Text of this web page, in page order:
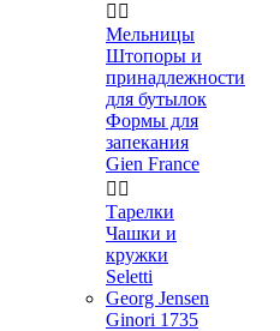
 
Мельницы
Штопоры и
принадлежности
для бутылок
Формы для
запекания
Gien France
 
Тарелки
Чашки и
кружки
Seletti
Georg Jensen
Ginori 1735